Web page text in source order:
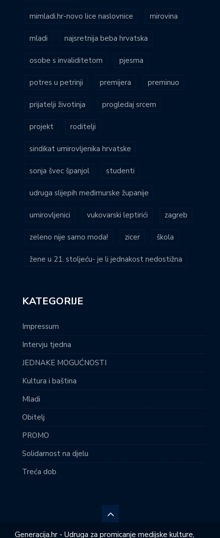
mimladi.hr-novo lice naslovnice mirovina
mladi najsretnija beba hrvatska
osobe s invaliditetom pjesma
potres u petrinji premijera preminuo
prijatelji životinja progledaj srcem
projekt roditelji
sindikat umirovljenika hrvatske
sonja švec španjol studenti
udruga slijepih međimurske županije
umirovljenici vukovarski leptirići zagreb
zeleno nije samo moda! zicer škola
žene u 21. stoljeću- je li jednakost nedostižna
KATEGORIJE
Impressum
Intervju tjedna
JEDNAKE MOGUĆNOSTI
Kultura i baština
Mladi
Obitelj
PROMO
Solidarnost na djelu
Treća dob
Generacija.hr - Udruga za promicanje medijske kulture,